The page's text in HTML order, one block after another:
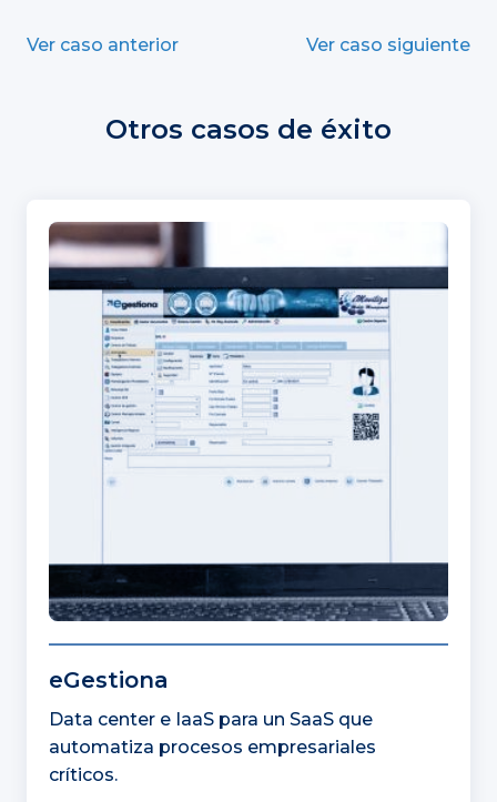
Ver caso anterior Ver caso siguiente
Otros casos de éxito
eGestiona
Data center e IaaS para un SaaS que
automatiza procesos empresariales
críticos.